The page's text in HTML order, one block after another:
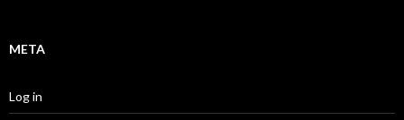
META
Log in